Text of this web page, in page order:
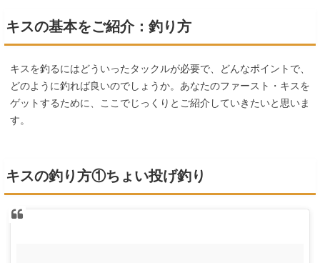
キスの基本をご紹介：釣り方
キスを釣るにはどういったタックルが必要で、どんなポイントで、
どのように釣れば良いのでしょうか。あなたのファースト・キスを
ゲットするために、ここでじっくりとご紹介していきたいと思いま
す。
キスの釣り方①ちょい投げ釣り